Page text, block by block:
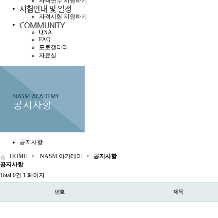
자격시험 지원하기
QNA
FAQ
포토갤러리
자료실
공지사항
HOME > NASM 아카데미 >
공지사항
공지사항
Total 0건 1 페이지
번호 제목